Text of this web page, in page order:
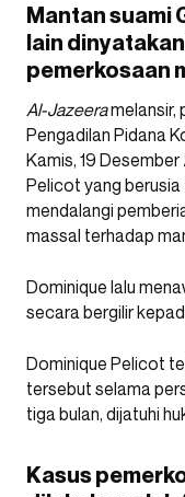
Mantan suami
lain
pemerkosaan
Al-Jazeeramelansir,
Pengadilan Pidana
Kamis, 19
Pelicot yang
mendalangi
massal terhadap
Dominique lalu
secara bergilir
Dominique Pelicot
tersebut selama
tiga bulan, dijatuhi
Kasus